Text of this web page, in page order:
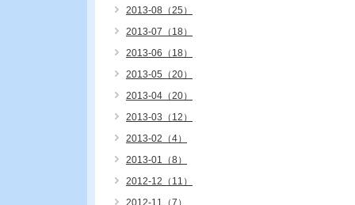
2013-08（25）
2013-07（18）
2013-06（18）
2013-05（20）
2013-04（20）
2013-03（12）
2013-02（4）
2013-01（8）
2012-12（11）
2012-11（7）